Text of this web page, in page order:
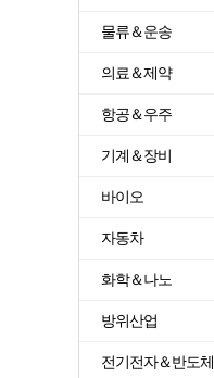
물류＆운송
의료＆제약
항공＆우주
기계＆장비
바이오
자동차
화학＆나노
방위산업
전기전자＆반도체